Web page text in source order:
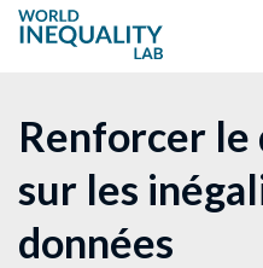
Renforcer le
sur les
données